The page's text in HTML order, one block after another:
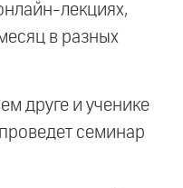
лекциях,
в разных
друге и ученике
семинар